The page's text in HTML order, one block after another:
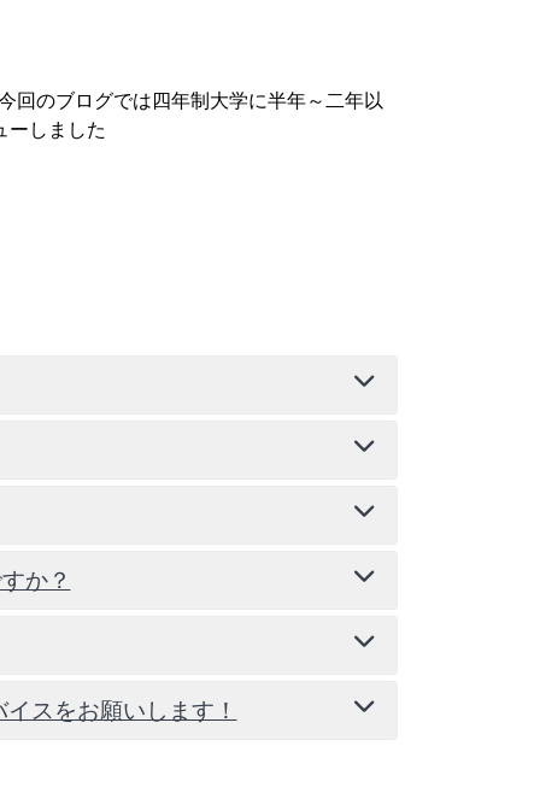
回のブログでは四年制大学に半年～二年以
ーしました
より規模が大きいです！
か？
試験に関して柔軟に対応できない場合が
が行われています！
スをお願いします！